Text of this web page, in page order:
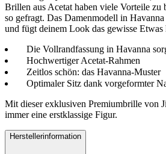
Brillen aus Acetat haben viele Vorteile zu
so gefragt. Das Damenmodell in
und fügt deinem Look das gewisse Etwas
Die Vollrandfassung in Havanna
Hochwertiger Acetat-Rahmen
Zeitlos schön: das Havanna-Muster
Optimaler Sitz dank vorgeformter
Mit dieser exklusiven Premiumbrille von
immer eine erstklassige Figur.
Herstellerinformation